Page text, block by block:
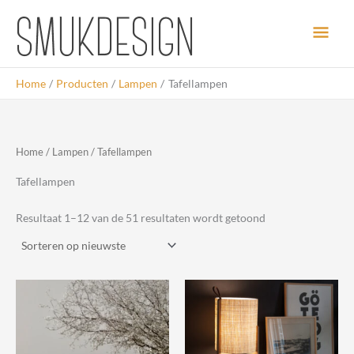
inhoud
Home Producten Lampen Tafellampen
Home / Lampen / Tafellampen
Tafellampen
Resultaat 1–12 van de 51 resultaten wordt getoond